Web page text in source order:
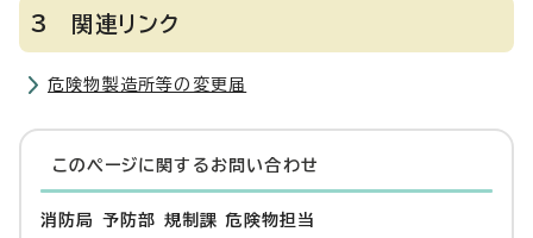
3 関連リンク
危険物製造所等の変更届
このページに関する お問い合わせ
消防局 予防部 規制課 危険物担当